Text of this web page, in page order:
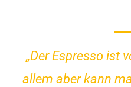
„Der Espresso ist
allem aber kann